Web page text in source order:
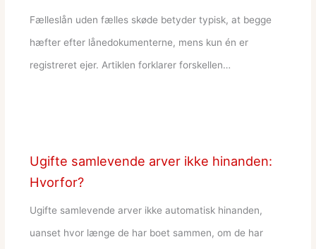
Fælleslån uden fælles skøde betyder typisk, at begge
hæfter efter lånedokumenterne, mens kun én er
registreret ejer. Artiklen forklarer forskellen…
Ugifte samlevende arver ikke hinanden:
Hvorfor?
Ugifte samlevende arver ikke automatisk hinanden,
uanset hvor længe de har boet sammen, om de har